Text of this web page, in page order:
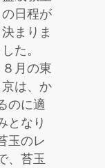
の日程が
決まりま
した。
８月の東
京は、か
のに適
となり
玉のレ
、苔玉